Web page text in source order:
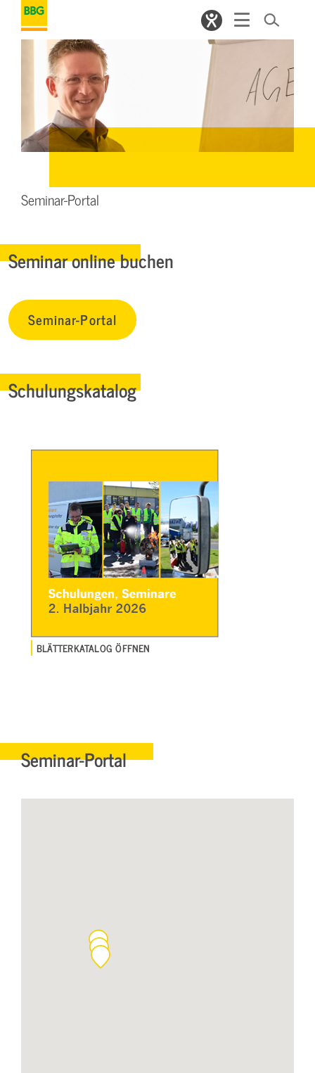
Seminar-Portal
Seminar online buchen
Seminar-Portal
Schulungskatalog
BLÄTTERKATALOG ÖFFNEN
Seminar-Portal